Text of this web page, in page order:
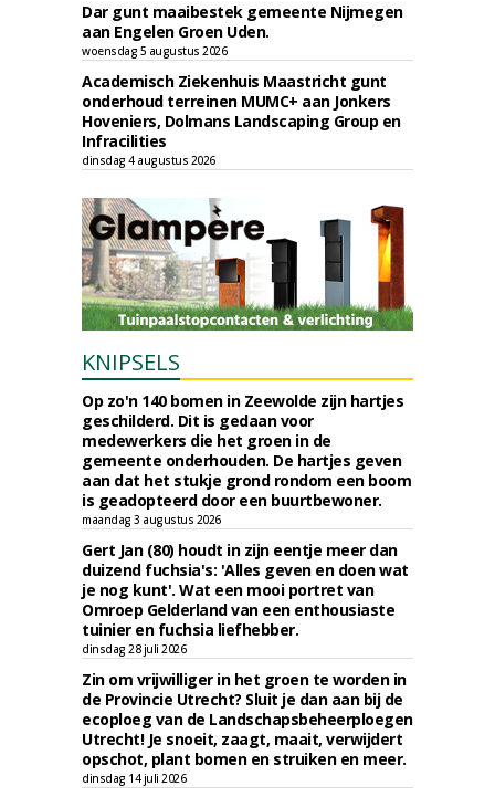
Dar gunt maaibestek gemeente Nijmegen
aan Engelen Groen Uden.
woensdag 5 augustus 2026
Academisch Ziekenhuis Maastricht gunt
onderhoud terreinen MUMC+ aan Jonkers
Hoveniers, Dolmans Landscaping Group en
Infracilities
dinsdag 4 augustus 2026
KNIPSELS
Op zo'n 140 bomen in Zeewolde zijn hartjes
geschilderd. Dit is gedaan voor
medewerkers die het groen in de
gemeente onderhouden. De hartjes geven
aan dat het stukje grond rondom een boom
is geadopteerd door een buurtbewoner.
maandag 3 augustus 2026
Gert Jan (80) houdt in zijn eentje meer dan
duizend fuchsia's: 'Alles geven en doen wat
je nog kunt'. Wat een mooi portret van
Omroep Gelderland van een enthousiaste
tuinier en fuchsia liefhebber.
dinsdag 28 juli 2026
Zin om vrijwilliger in het groen te worden in
de Provincie Utrecht? Sluit je dan aan bij de
ecoploeg van de Landschapsbeheerploegen
Utrecht! Je snoeit, zaagt, maait, verwijdert
opschot, plant bomen en struiken en meer.
dinsdag 14 juli 2026